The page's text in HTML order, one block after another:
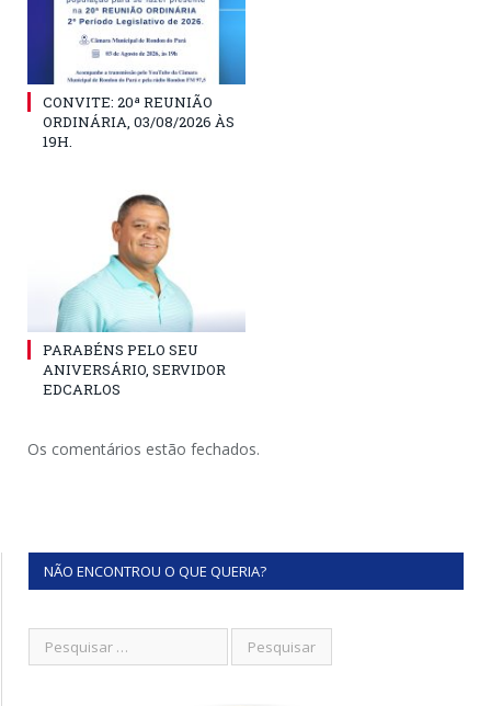
CONVITE: 20ª REUNIÃO
ORDINÁRIA, 03/08/2026 ÀS
19H.
PARABÉNS PELO SEU
ANIVERSÁRIO, SERVIDOR
EDCARLOS
Os comentários estão fechados.
NÃO ENCONTROU O QUE QUERIA?